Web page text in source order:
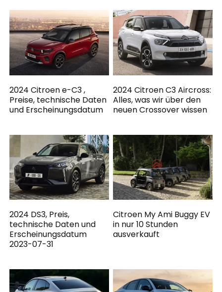
2024 Citroen e-C3 ,
Preise, technische Daten
und Erscheinungsdatum
2024 Citroen C3 Aircross:
Alles, was wir über den
neuen Crossover wissen
2024 DS3, Preis,
technische Daten und
Erscheinungsdatum
2023-07-31
Citroen My Ami Buggy EV
in nur 10 Stunden
ausverkauft